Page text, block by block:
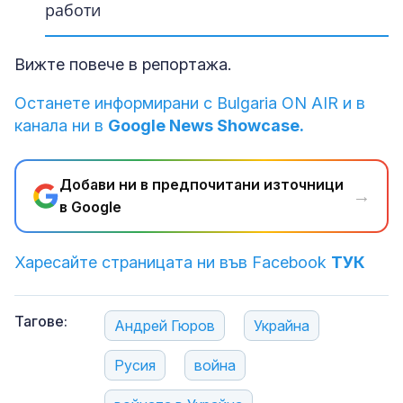
работи
работи
работи
работи
работи
работи
работи
работи
работи
работи
работи
работи
работи
работи
Вижте повече в репортажа.
Останете информирани с Bulgaria ON AIR и в
канала ни в Google News Showcase.
Добави ни в предпочитани източници
в Google
→
Харесайте страницата ни във Facebook ТУК
Тагове: Андрей Гюров Украйна
Русия война